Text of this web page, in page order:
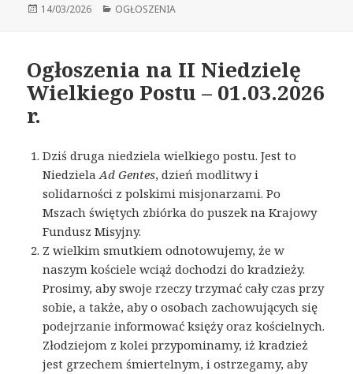
Opublikowano
14/03/2026 Kategorie
OGŁOSZENIA
Ogłoszenia na II Niedzielę
Wielkiego Postu – 01.03.2026
r.
Dziś druga niedziela wielkiego postu. Jest to
NiedzielaAd Gentes, dzień modlitwy i
solidarności z polskimi misjonarzami. Po
Mszach świętych zbiórka do puszek na Krajowy
Fundusz Misyjny.
Z wielkim smutkiem odnotowujemy, że w
naszym kościele wciąż dochodzi do kradzieży.
Prosimy, aby swoje rzeczy trzymać cały czas przy
sobie, a także, aby o osobach zachowujących się
podejrzanie informować księży oraz kościelnych.
Złodziejom z kolei przypominamy, iż kradzież
jest grzechem śmiertelnym, i ostrzegamy, aby